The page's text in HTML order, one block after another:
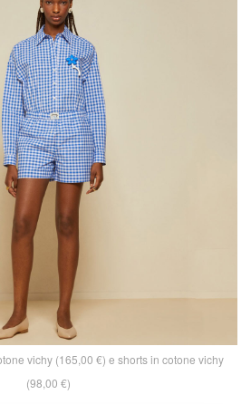
vichy (165,00 €) e shorts in cotone vichy
(98,00 €)